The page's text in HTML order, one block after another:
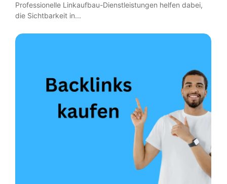
Professionelle Linkaufbau-Dienstleistungen helfen dabei,
die Sichtbarkeit in...